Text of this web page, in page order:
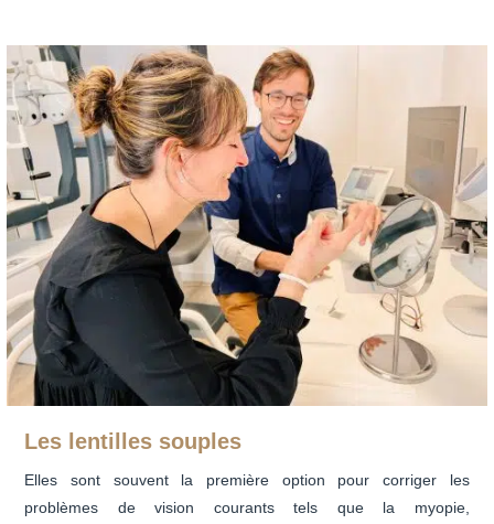
Les lentilles souples
Elles sont souvent la première option pour corriger les
problèmes de vision courants tels que la myopie,